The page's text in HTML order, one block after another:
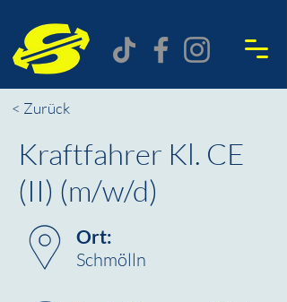
< Zurück
Kraftfahrer Kl. CE
(II) (m/w/d)
Ort:
Schmölln